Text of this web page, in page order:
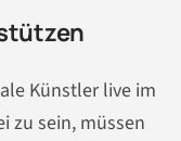
Künstler live im
zu sein, müssen